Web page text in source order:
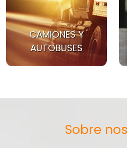
CAMIONES Y
AUTOBUSES
Sobre